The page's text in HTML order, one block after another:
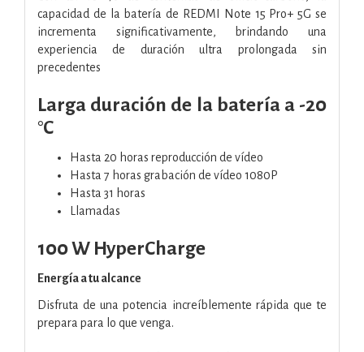
capacidad de la batería de REDMI Note 15 Pro+ 5G se
incrementa significativamente, brindando una
experiencia de duración ultra prolongada sin
precedentes
Larga duración de la batería a -20
°C
Hasta 20 horas reproducción de vídeo
Hasta 7 horas grabación de vídeo 1080P
Hasta 31 horas
Llamadas
100 W HyperCharge
Energía a tu alcance
Disfruta de una potencia increíblemente rápida que te
prepara para lo que venga.